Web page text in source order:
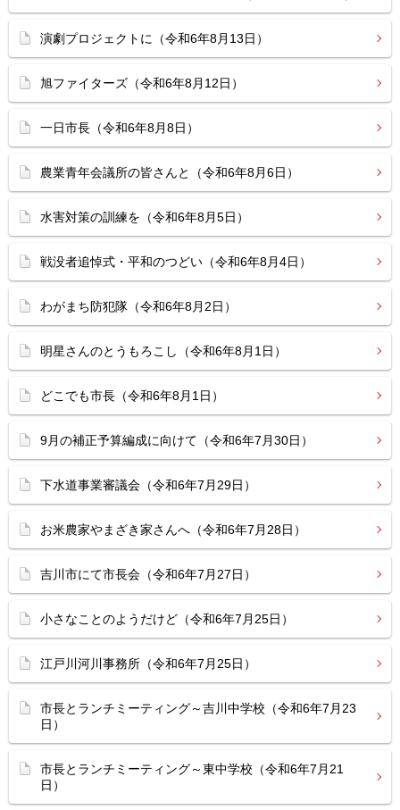
演劇プロジェクトに（令和6年8月13日）
旭ファイターズ（令和6年8月12日）
一日市長（令和6年8月8日）
農業青年会議所の皆さんと（令和6年8月6日）
水害対策の訓練を（令和6年8月5日）
戦没者追悼式・平和のつどい（令和6年8月4日）
わがまち防犯隊（令和6年8月2日）
明星さんのとうもろこし（令和6年8月1日）
どこでも市長（令和6年8月1日）
9月の補正予算編成に向けて（令和6年7月30日）
下水道事業審議会（令和6年7月29日）
お米農家やまざき家さんへ（令和6年7月28日）
吉川市にて市長会（令和6年7月27日）
小さなことのようだけど（令和6年7月25日）
江戸川河川事務所（令和6年7月25日）
市長とランチミーティング～吉川中学校（令和6年7月23
日）
市長とランチミーティング～東中学校（令和6年7月21
日）